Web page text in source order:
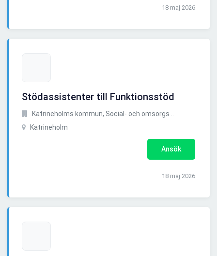
18 maj 2026
Stödassistenter till Funktionsstöd
Katrineholms kommun, Social- och omsorgs ..
Katrineholm
Ansök
18 maj 2026